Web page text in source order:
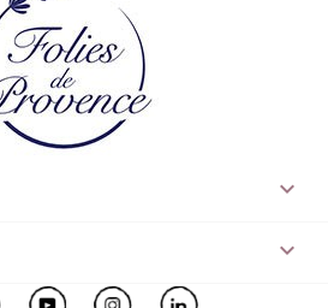


Twitter YouTube Instagram